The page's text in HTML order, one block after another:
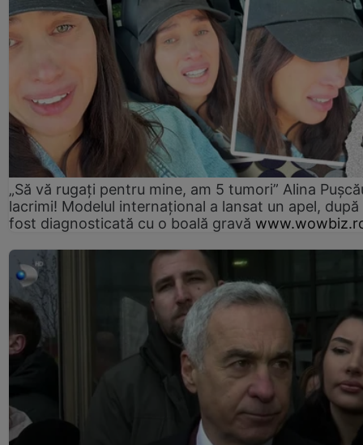
„Să vă rugați pentru mine, am 5 tumori” Alina
lacrimi! Modelul internațional a lansat un apel, după
fost diagnosticată cu o boală gravă